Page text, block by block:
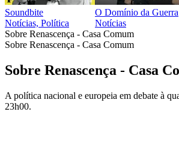
Soundbite
Notícias, Política
O Domínio da Guerra
Notícias
Sobre Renascença - Casa Comum
Sobre Renascença - Casa Comum
Sobre Renascença - Casa
A política nacional e europeia em debate à
23h00.